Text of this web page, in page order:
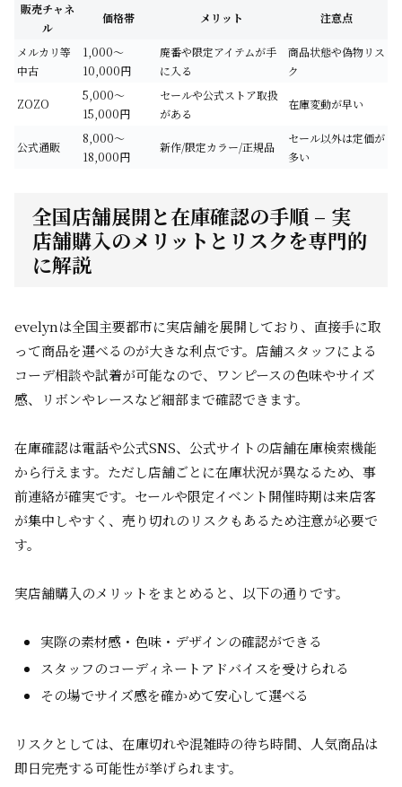
販売チャネ
ル
価格帯 メリット 注意点
メルカリ等
中古
1,000～
10,000円
廃番や限定アイテムが手
に入る
商品状態や偽物リス
ク
ZOZO
5,000～
15,000円
セールや公式ストア取扱
がある
在庫変動が早い
公式通販
8,000～
18,000円
新作/限定カラー/正規品
セール以外は定価が
多い
全国店舗展開と在庫確認の手順 – 実
店舗購入のメリットとリスクを専門的
に解説
evelynは全国主要都市に実店舗を展開しており、直接手に取
って商品を選べるのが大きな利点です。店舗スタッフによる
コーデ相談や試着が可能なので、ワンピースの色味やサイズ
感、リボンやレースなど細部まで確認できます。
在庫確認は電話や公式SNS、公式サイトの店舗在庫検索機能
から行えます。ただし店舗ごとに在庫状況が異なるため、事
前連絡が確実です。セールや限定イベント開催時期は来店客
が集中しやすく、売り切れのリスクもあるため注意が必要で
す。
実店舗購入のメリットをまとめると、以下の通りです。
実際の素材感・色味・デザインの確認ができる
スタッフのコーディネートアドバイスを受けられる
その場でサイズ感を確かめて安心して選べる
リスクとしては、在庫切れや混雑時の待ち時間、人気商品は
即日完売する可能性が挙げられます。